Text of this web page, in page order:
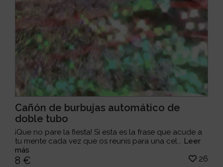
Cañón de burbujas automático de
doble tubo
¡Que no pare la fiesta! Si esta es la frase que acude a
tu mente cada vez que os reunís para una cel... Leer
más
8 € 26